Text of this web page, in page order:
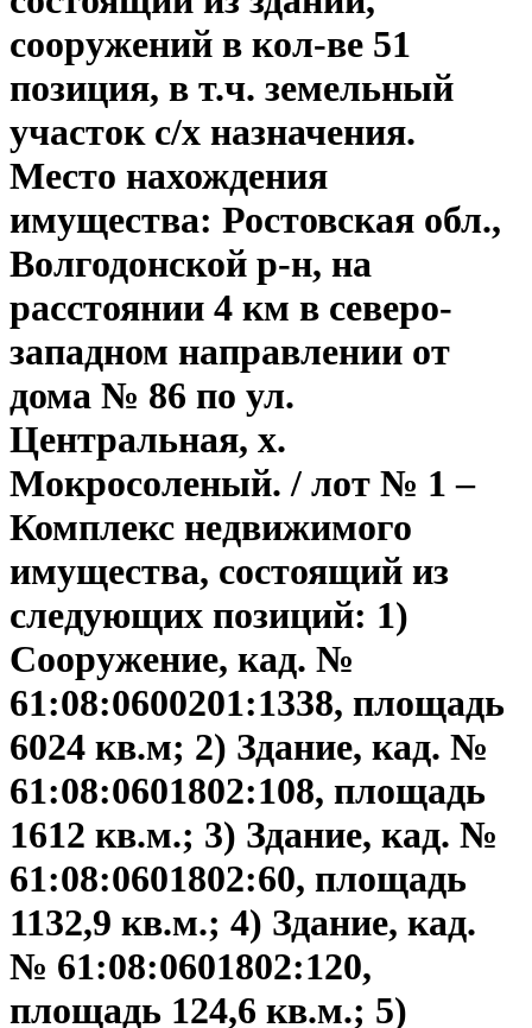
сооружений в кол-ве 51
позиция, в т.ч. земельный
участок с/х назначения.
Место нахождения
имущества: Ростовская обл.,
Волгодонской р-н, на
расстоянии 4 км в северо-
западном направлении от
дома № 86 по ул.
Центральная, х.
Мокросоленый. / лот № 1 –
Комплекс недвижимого
имущества, состоящий из
следующих позиций: 1)
Сооружение, кад. №
61:08:0600201:1338, площадь
6024 кв.м; 2) Здание, кад. №
61:08:0601802:108, площадь
1612 кв.м.; 3) Здание, кад. №
61:08:0601802:60, площадь
1132,9 кв.м.; 4) Здание, кад.
№ 61:08:0601802:120,
площадь 124,6 кв.м.; 5)